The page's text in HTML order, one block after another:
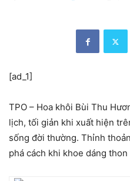
[ad_1]
TPO – Hoa khôi Bùi Thu
lịch, tối giản khi xuất hiện
sống đời thường. Thỉnh
phá cách khi khoe dáng